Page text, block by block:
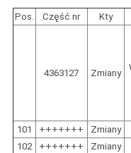
Pos. Część nr Kty
4363127 Zmiany
101
+++++++ Zmiany
102
+++++++ Zmiany